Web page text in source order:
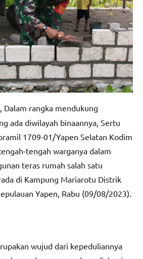
, Dalam rangka mendukung
ada diwilayah binaannya, Sertu
1709-01/Yapen Selatan Kodim
tengah warganya dalam
teras rumah salah satu
di Kampung Mariarotu Distrik
Yapen, Rabu (09/08/2023).
wujud dari kepeduliannya